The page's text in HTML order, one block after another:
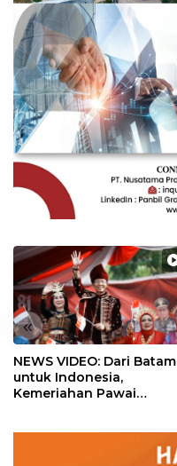
«
NEWS VIDEO: Dari Batam
untuk Indonesia,
Kemeriahan Pawai